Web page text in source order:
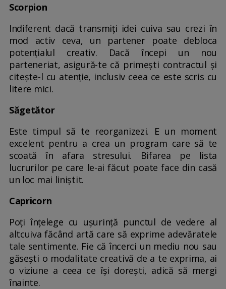
Scorpion
Indiferent dacă transmiți idei cuiva sau crezi în
mod activ ceva, un partener poate debloca
potențialul creativ. Dacă începi un nou
parteneriat, asigură-te că primești contractul și
citește-l cu atenție, inclusiv ceea ce este scris cu
litere mici.
Săgetător
Este timpul să te reorganizezi. E un moment
excelent pentru a crea un program care să te
scoată în afara stresului. Bifarea pe lista
lucrurilor pe care le-ai făcut poate face din casă
un loc mai liniștit.
Capricorn
Poți înțelege cu ușurință punctul de vedere al
altcuiva făcând artă care să exprime adevăratele
tale sentimente. Fie că încerci un mediu nou sau
găsești o modalitate creativă de a te exprima, ai
o viziune a ceea ce își dorești, adică să mergi
înainte.